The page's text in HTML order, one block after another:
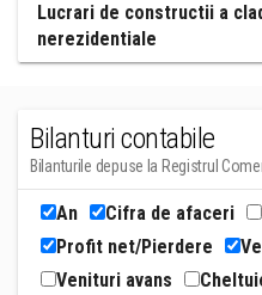
Lucrari de constructii a
nerezidentiale
Bilanturi contabile
Bilanturile depuse la Registrul
An Cifra de afaceri
Profit net/Pierdere
Venituri avans